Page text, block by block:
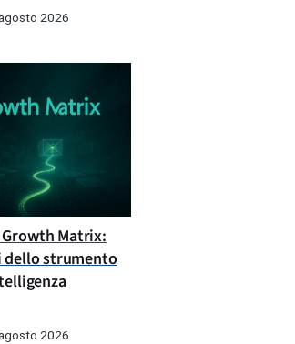
2026
Matrix:
dello strumento
2026